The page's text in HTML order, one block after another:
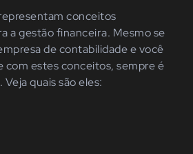
conceitos
a gestão financeira. Mesmo se
de contabilidade e você
com estes conceitos, sempre é
quais são eles: